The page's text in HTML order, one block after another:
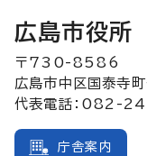
広島市役所
〒730-8586
広島市中区国泰寺
代表電話：082-
庁舎案内